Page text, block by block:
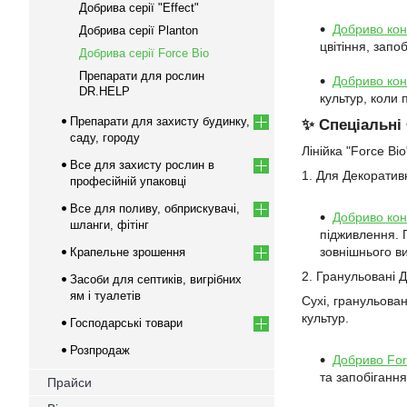
Добриво
цвітіння,
Добриво
культур, коли
✨
Лінійка "Force
1. Для
Добриво
підживлення.
зовнішнього
2. Гранульовані
Сухі,
культур.
Добриво
та
Добрива серії "Effect"
Добрива серії Planton
Добрива серії Force Bio
Препарати для рослин
DR.HELP
Препарати для захисту будинку,
саду, городу
Все для захисту рослин в
професійній упаковці
Все для поливу, обприскувачі,
шланги, фітінг
Крапельне зрошення
Засоби для септиків, вигрібних
ям і туалетів
Господарські товари
Розпродаж
Прайси